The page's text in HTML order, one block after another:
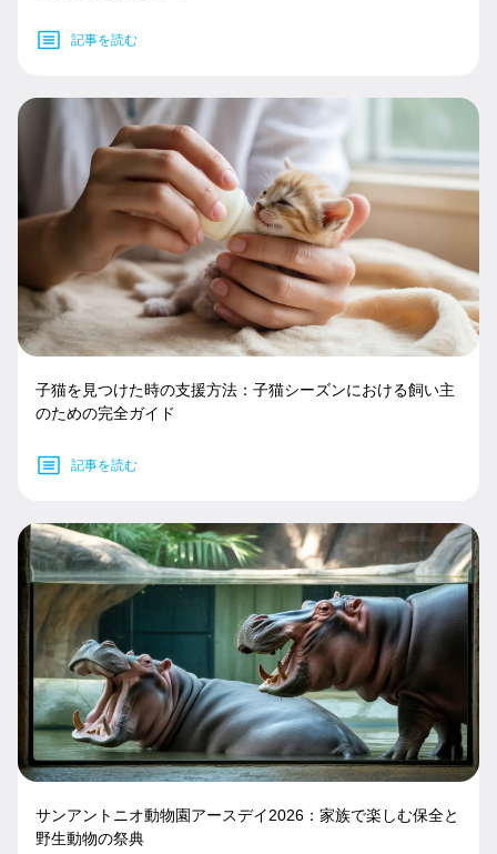
記事を読む
子猫を見つけた時の支援方法：子猫シーズンにおける飼い主
のための完全ガイド
記事を読む
サンアントニオ動物園アースデイ2026：家族で楽しむ保全と
野生動物の祭典